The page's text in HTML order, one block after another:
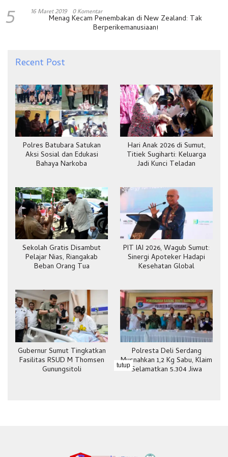
5 16 Maret 2019 0 Komentar
Menag Kecam Penembakan di New Zealand: Tak
Berperikemanusiaan!
Recent Post
Polres Batubara Satukan
Aksi Sosial dan Edukasi
Bahaya Narkoba
Hari Anak 2026 di Sumut,
Titiek Sugiharti: Keluarga
Jadi Kunci Teladan
Sekolah Gratis Disambut
Pelajar Nias, Riangakab
Beban Orang Tua
PIT IAI 2026, Wagub Sumut:
Sinergi Apoteker Hadapi
Kesehatan Global
Gubernur Sumut Tingkatkan
Fasilitas RSUD M Thomsen
Gunungsitoli
Polresta Deli Serdang
Musnahkan 1,2 Kg Sabu, Klaim
Selamatkan 5.304 Jiwa
tutup